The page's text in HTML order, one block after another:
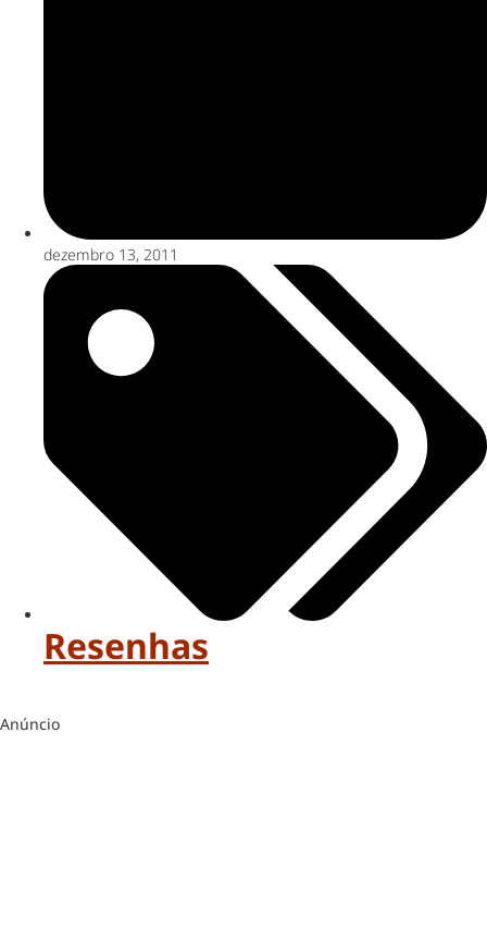
dezembro 13, 2011
Resenhas
Anúncio